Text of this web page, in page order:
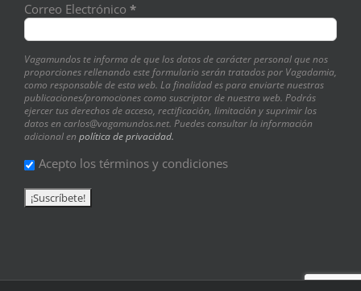
Correo Electrónico *
Vagamundos te informa de que los datos de carácter personal que nos
proporciones rellenando este formulario serán tratados por Vagadamia,
como responsable de esta web. La finalidad es para enviarte nuestras
publicaciones/promociones como suscriptor de nuestra web. Podrás
ejercer tus derechos de acceso, rectificación, limitación y suprimir los
datos en carlos@vagamundos.net. Puedes consultar la información
adicional en política de privacidad.
Acepto los términos y condiciones